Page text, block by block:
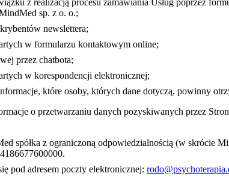
z realizacją procesu zamawiania Usług poprzez
sp. z o. o.;
newslettera;
w formularzu kontaktowym online;
przez chatbota;
w korespondencji elektronicznej;
które osoby, których dane dotyczą, powinny
o przetwarzaniu danych pozyskiwanych przez
spółka z ograniczoną odpowiedzialnością (w skrócie
pod adresem poczty elektronicznej: